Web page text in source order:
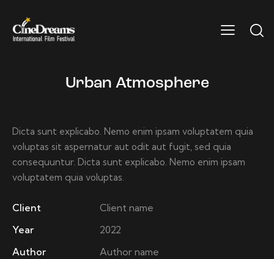
Urban Atmosphere
Dicta sunt explicabo. Nemo enim ipsam voluptatem quia
voluptas sit aspernatur aut odit aut fugit, sed quia
consequuntur. Dicta sunt explicabo. Nemo enim ipsam
voluptatem quia voluptas.
Client
Client name
Year
2022
Author
Author name